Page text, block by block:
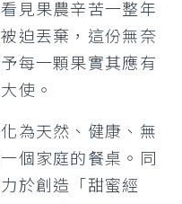
見果農辛苦一整年
迫丟棄，這份無奈
每一顆果實其應有
使。
為天然、健康、無
個家庭的餐桌。同
於創造「甜蜜經